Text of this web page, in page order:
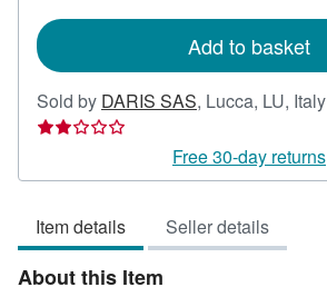
Add to basket
Sold by DARIS SAS, Lucca, LU, Italy
Free 30-day returns
Item details Seller details
About this Item